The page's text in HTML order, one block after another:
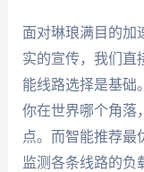
面对琳琅满目的加
实的宣传，我们直
能线路选择是基础
你在世界哪个角落
点。而智能推荐最
监测各条线路的负